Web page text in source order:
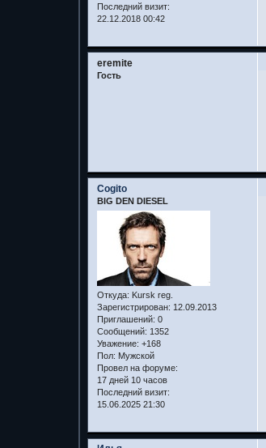
Последний визит:
22.12.2018 00:42
eremite
Гость
Cogito
BIG DEN DIESEL
Откуда: Kursk reg.
Зарегистрирован: 12.09.2013
Приглашений: 0
Сообщений: 1352
Уважение: +168
Пол: Мужской
Провел на форуме:
17 дней 10 часов
Последний визит:
15.06.2025 21:30